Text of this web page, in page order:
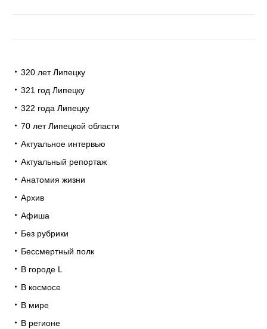
320 лет Липецку
321 год Липецку
322 года Липецку
70 лет Липецкой области
Актуальное интервью
Актуальный репортаж
Анатомия жизни
Архив
Афиша
Без рубрики
Бессмертный полк
В городе L
В космосе
В мире
В регионе